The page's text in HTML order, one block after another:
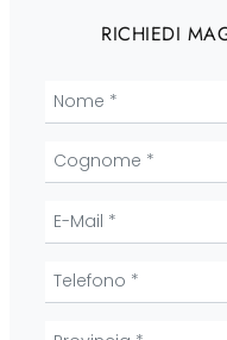
RICHIEDI